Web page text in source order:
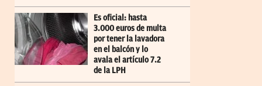
Es oficial: hasta
3.000 euros de multa
por tener la lavadora
en el balcón y lo
avala el artículo 7.2
de la LPH